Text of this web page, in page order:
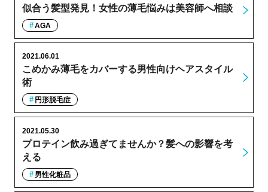
似合う髪型発見！女性の薄毛悩みは美容師へ相談
AGA
こめかみ薄毛をカバーする男性向けヘアスタイル
術
2021.06.01
円形脱毛症
プロテイン飲み過ぎてませんか？髪への影響を考
える
2021.05.30
男性化粧品